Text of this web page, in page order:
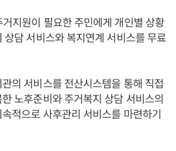
지원이 필요한 주민에게 개인별 상황
상담 서비스와 복지연계 서비스를 무료
의 서비스를 전산시스템을 통해 직접
노후준비와 주거복지 상담 서비스의
적으로 사후관리 서비스를 마련하기